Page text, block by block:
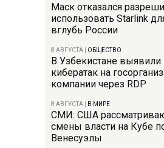
Маск отказался
использовать Starlink
вглубь России
8 АВГУСТА ОБЩЕСТВО
В Узбекистане выявили
кибератак на
компании через RDP
8 АВГУСТА В МИРЕ
СМИ: США
смены власти на Кубе
Венесуэлы